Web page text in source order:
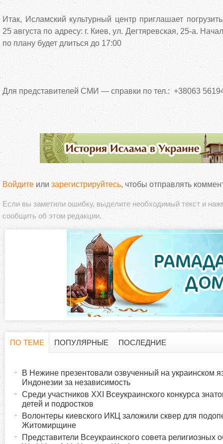
Итак, Исламский культурный центр приглашает
25 августа по адресу: г. Киев, ул. Дегтяревская, 25-а.
по плану будет длиться до 17:00
Для представителей СМИ — справки по тел.: +38063
Войдите или зарегистрируйтесь, чтобы отправлять
Если вы заметили ошибку, выделите необходимый текст и
сообщить об этом редакции.
ПО ТЕМЕ
ПОПУЛЯРНЫЕ ПОСЛЕДНИЕ
В Нежине презентовали озвученный на украинском
Индонезии за независимость
Среди участников ХХІ Всеукраинского конкурса
детей и подростков
Волонтеры киевского ИКЦ заложили сквер для
Житомирщине
Представители Всеукраинского совета религиозных